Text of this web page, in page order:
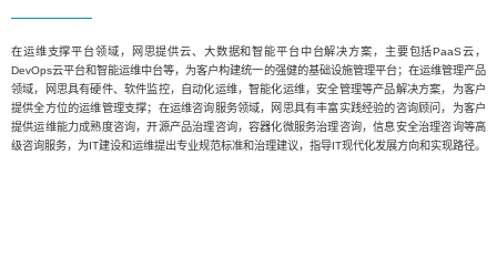
在运维支撑平台领域，网思提供云、大数据和智能平台中台解决方案，主要包括PaaS云，
DevOps云平台和智能运维中台等，为客户构建统一的强健的基础设施管理平台；在运维管理产品
领域，网思具有硬件、软件监控，自动化运维，智能化运维，安全管理等产品解决方案，为客户
提供全方位的运维管理支撑；在运维咨询服务领域，网思具有丰富实践经验的咨询顾问，为客户
提供运维能力成熟度咨询，开源产品治理咨询，容器化微服务治理咨询，信息安全治理咨询等高
级咨询服务，为IT建设和运维提出专业规范标准和治理建议，指导IT现代化发展方向和实现路径。